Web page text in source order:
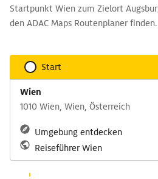
Startpunkt Wien zum Zielort
den ADAC Maps Routenplaner finden.
Start
Wien
1010 Wien, Wien, Österreich
Umgebung entdecken
Reiseführer Wien